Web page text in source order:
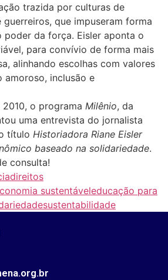
trazida por culturas de
guerreiros, que impuseram forma
poder da força. Eisler aponta o
para convívio de forma mais
alinhando escolhas com valores
amoroso, inclusão e
o programa Milênio, da
uma entrevista do jornalista
título Historiadora Riane Eisler
baseado na solidariedade.
consulta!
direitos
sustentáveleducação para
sustentabilidade